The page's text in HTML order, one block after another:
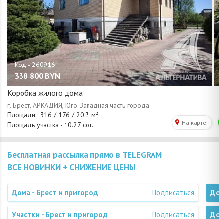
338 800 BYN
Коробка жилого дома
Бесплатная рассылка прямо в TELEGRAM
ВСЕ НОВИНКИ + СНИЖЕНИЕ ЦЕНЫ
Дома - Брест и пригород Подписаться
Участки - Брест и пригород Подписаться